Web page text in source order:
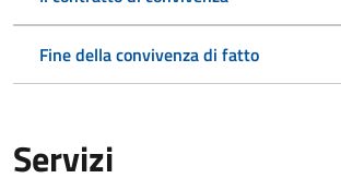
Fine della convivenza di fatto
Servizi